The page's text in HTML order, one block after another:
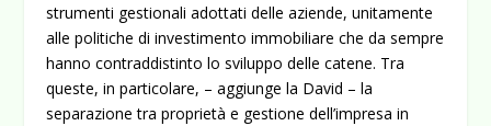
strumenti gestionali adottati delle aziende, unitamente
alle politiche di investimento immobiliare che da sempre
hanno contraddistinto lo sviluppo delle catene. Tra
queste, in particolare, – aggiunge la David – la
separazione tra proprietà e gestione dell’impresa in